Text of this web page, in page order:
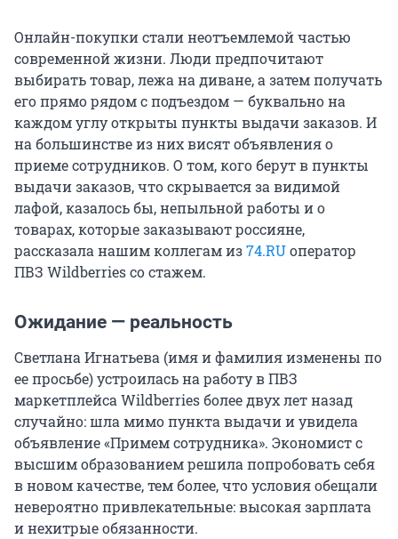
Онлайн-покупки стали неотъемлемой частью
современной жизни. Люди предпочитают
выбирать товар, лежа на диване, а затем получать
его прямо рядом с подъездом — буквально на
каждом углу открыты пункты выдачи заказов. И
на большинстве из них висят объявления о
приеме сотрудников. О том, кого берут в пункты
выдачи заказов, что скрывается за видимой
лафой, казалось бы, непыльной работы и о
товарах, которые заказывают россияне,
рассказала нашим коллегам из74.RUоператор
ПВЗ Wildberries со стажем.
Ожидание — реальность
Светлана Игнатьева (имя и фамилия изменены по
ее просьбе) устроилась на работу в ПВЗ
маркетплейса Wildberries более двух лет назад
случайно: шла мимо пункта выдачи и увидела
объявление «Примем сотрудника». Экономист с
высшим образованием решила попробовать себя
в новом качестве, тем более, что условия обещали
невероятно привлекательные: высокая зарплата
и нехитрые обязанности.